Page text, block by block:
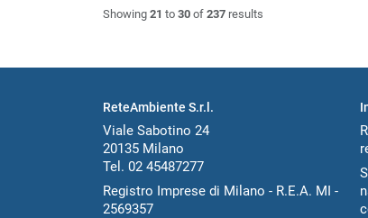
Showing 21 to 30 of 237 results
ReteAmbiente S.r.l.
Viale Sabotino 24
20135 Milano
Tel. 02 45487277
Registro Imprese di Milano - R.E.A. MI -
2569357